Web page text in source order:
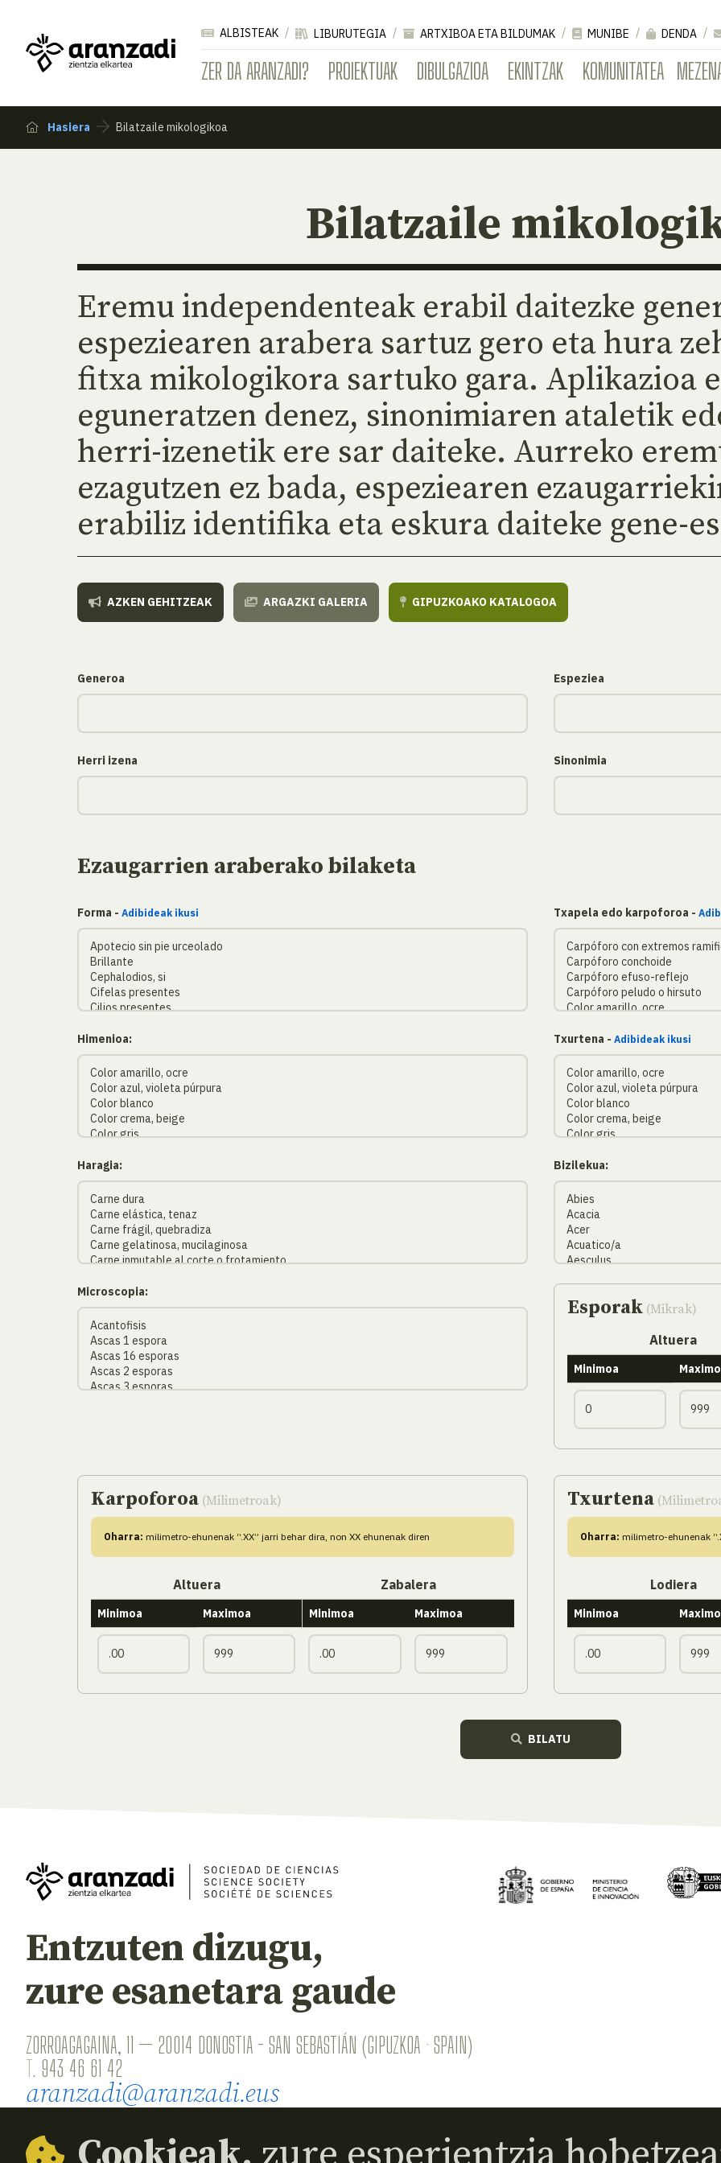
ZER DA ARANZADI? PROIEKTUAK DIBULGAZIOA EKINTZAK KOMUNITATEA
ALBISTEAK LIBURUTEGIA ARTXIBOA ETA BILDUMAK MUNIBE DENDA
Hasiera Bilatzaile mikologikoa
Bilatzaile
Eremu independenteak erabil daitezke
espeziearen arabera sartuz gero eta hura
fitxa mikologikora sartuko gara. Aplikazioa
eguneratzen denez, sinonimiaren ataletik
herri-izenetik ere sar daiteke. Aurreko
ezagutzen ez bada, espeziearen
erabiliz identifika eta eskura daiteke gene-
AZKEN GEHITZEAK ARGAZKI GALERIA GIPUZKOAKO KATALOGOA
Generoa Espeziea
Herri izena Sinonimia
Ezaugarrien araberako bilaketa
Forma - Adibideak ikusi Txapela edo karpoforoa -
Himenioa: Txurtena - Adibideak ikusi
Haragia: Bizilekua:
Microscopia:
Esporak (Mikrak)
Altuera
Minimoa
Karpoforoa (Milimetroak)
Oharra: milimetro-ehunenak “.XX” jarri behar dira, non XX ehunenak diren
Altuera Zabalera
Minimoa Maximoa Minimoa Maximoa
Txurtena
Oharra: milimetro-ehunenak
Lodiera
Minimoa
BILATU
Entzuten dizugu,
zure esanetara gaude
ZORROAGAGAINA, 11 — 20014 DONOSTIA - SAN SEBASTIÁN (GIPUZKOA · SPAIN)
T. 943 46 61 42
aranzadi@aranzadi.eus